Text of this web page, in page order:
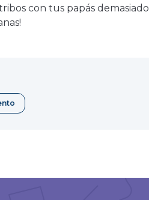
con tus papás demasiado